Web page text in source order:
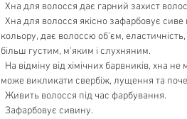
Хна для волосся дає гарний захист
Хна для волосся якісно зафарбовує
кольору, дає волоссю об'єм,
більш густим, м'яким і слухняним.
На відміну від хімічних барвників, хна
може викликати свербіж, лущення та
Живить волосся під час фарбування.
Зафарбовує сивину.